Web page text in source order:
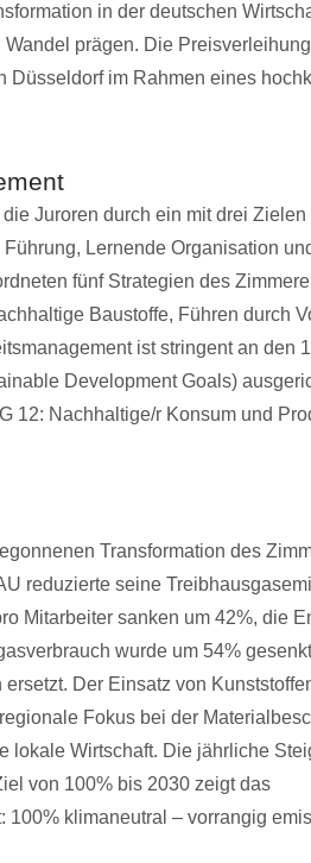
in der deutschen
prägen. Die
Düsseldorf im Rahmen eines
Juroren durch ein mit drei
Lernende Organisation
fünf Strategien des
Baustoffe, Führen durch
ist stringent an den
Development Goals)
12: Nachhaltige/r Konsum und
Transformation des
reduzierte seine
Mitarbeiter sanken um 42%, die
wurde um 54%
Der Einsatz von
Fokus bei der
lokale Wirtschaft. Die jährliche
von 100% bis 2030 zeigt das
100% klimaneutral – vorrangig